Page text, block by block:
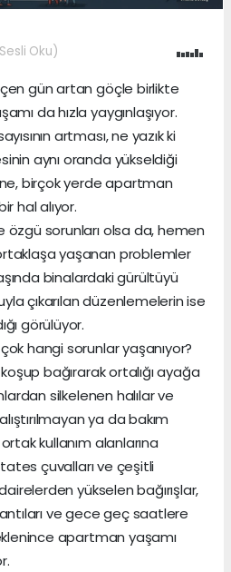
Oku)
gün artan göçle birlikte
da hızla yaygınlaşıyor.
artması, ne yazık ki
aynı oranda yükseldiği
birçok yerde apartman
hal alıyor.
özgü sorunları olsa da, hemen
yaşanan problemler
binalardaki gürültüyü
çıkarılan düzenlemelerin ise
görülüyor.
hangi sorunlar yaşanıyor?
bağırarak ortalığı ayağa
silkelenen halılar ve
ya da bakım
kullanım alanlarına
çuvalları ve çeşitli
yükselen bağırışlar,
ve gece geç saatlere
apartman yaşamı